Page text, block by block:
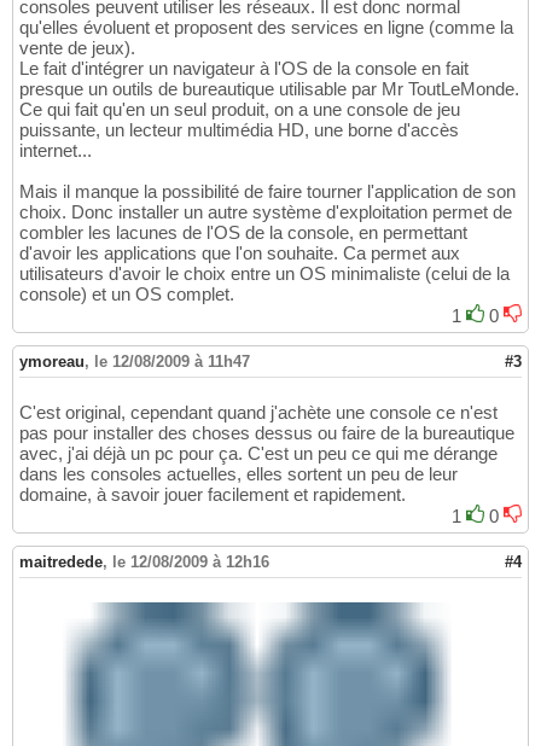
consoles peuvent utiliser les réseaux. Il est donc normal
qu'elles évoluent et proposent des services en ligne (comme la
vente de jeux).
Le fait d'intégrer un navigateur à l'OS de la console en fait
presque un outils de bureautique utilisable par Mr ToutLeMonde.
Ce qui fait qu'en un seul produit, on a une console de jeu
puissante, un lecteur multimédia HD, une borne d'accès
internet...
Mais il manque la possibilité de faire tourner l'application de son
choix. Donc installer un autre système d'exploitation permet de
combler les lacunes de l'OS de la console, en permettant
d'avoir les applications que l'on souhaite. Ca permet aux
utilisateurs d'avoir le choix entre un OS minimaliste (celui de la
console) et un OS complet.
1
0
ymoreau, le 12/08/2009 à 11h47 #3
C'est original, cependant quand j'achète une console ce n'est
pas pour installer des choses dessus ou faire de la bureautique
avec, j'ai déjà un pc pour ça. C'est un peu ce qui me dérange
dans les consoles actuelles, elles sortent un peu de leur
domaine, à savoir jouer facilement et rapidement.
1
0
maitredede, le 12/08/2009 à 12h16 #4